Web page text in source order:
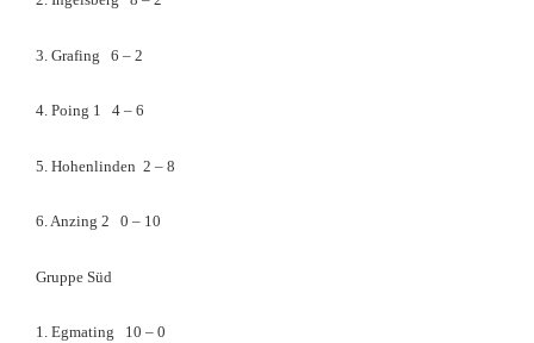
3. Grafing 6 – 2
4. Poing 1 4 – 6
5. Hohenlinden 2 – 8
6. Anzing 2 0 – 10
Gruppe Süd
1. Egmating 10 – 0